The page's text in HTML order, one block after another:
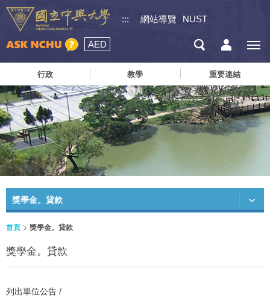
::: 網站導覽 NUST
AED
行政 教學 重要連結
獎學金。貸款
首頁 獎學金。貸款
獎學金。貸款
列出單位公告 /